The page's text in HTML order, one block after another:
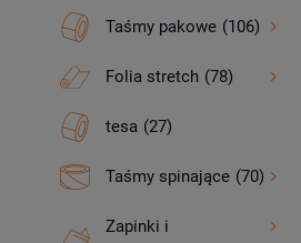
Taśmy pakowe (106)
Folia stretch (78)
tesa (27)
Taśmy spinające (70)
Zapinki i